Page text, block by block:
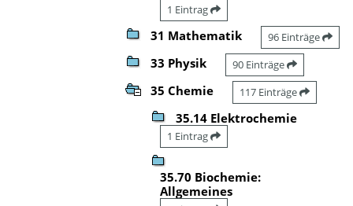
1 Eintrag
31 Mathematik 96 Einträge
33 Physik 90 Einträge
35 Chemie 117 Einträge
35.14 Elektrochemie
1 Eintrag
35.70 Biochemie:
Allgemeines